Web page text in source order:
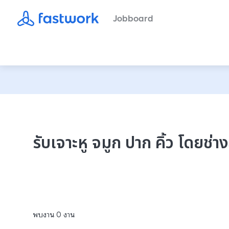
Jobboard
รับเจาะหู จมูก ปาก คิ้ว โดยช่
พบงาน 0 งาน